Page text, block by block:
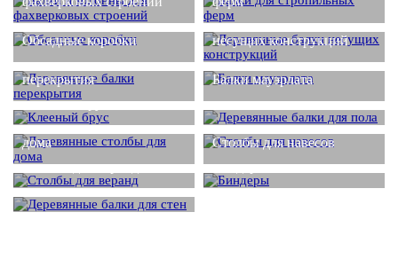
Обсадные коробки
Деревянные балки
несущих конструкций
Деревянные балки
перекрытия
Балки мауэрлата
Клееный брус
Деревянные балки для
пола
Деревянные столбы для
дома
Столбы для навесов
Столбы для веранд
Биндеры
Деревянные балки для
стен